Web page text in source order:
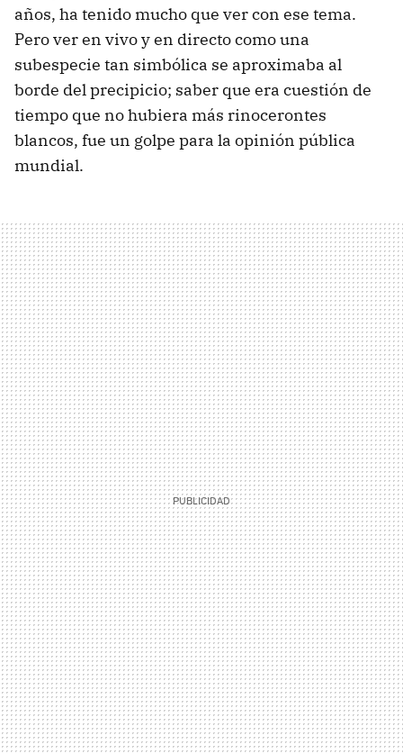
años, ha tenido mucho que ver con ese tema.
Pero ver en vivo y en directo como una
subespecie tan simbólica se aproximaba al
borde del precipicio; saber que era cuestión de
tiempo que no hubiera más rinocerontes
blancos, fue un golpe para la opinión pública
mundial.